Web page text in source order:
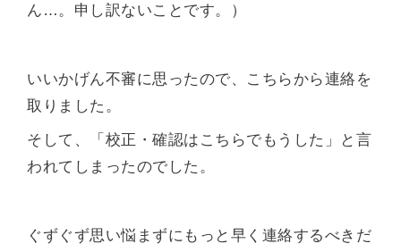
ん…。申し訳ないことです。）
いいかげん不審に思ったので、こちらから連絡を
取りました。
そして、「校正・確認はこちらでもうした」と言
われてしまったのでした。
ぐずぐず思い悩まずにもっと早く連絡するべきだ